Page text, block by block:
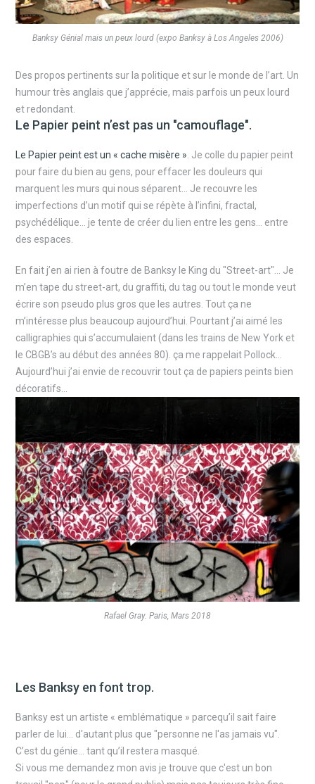
Banksy Génial mais un peux lourd (expo Banksy à Los Angeles 2006)
Des propos pertinents sur la politique et sur le monde de l’art. Un
humour très anglais que j’apprécie, mais parfois un peux lourd
et redondant.
Le Papier peint n’est pas un "camouflage".
Le Papier peint est un « cache misère » . Je colle du papier peint
pour faire du bien au gens, pour effacer les douleurs qui
marquent les murs qui nous séparent… Je recouvre les
imperfections d’un motif qui se répète à l’infini, fractal,
psychédélique… je tente de créer du lien entre les gens… entre
des espaces.
En fait j’en ai rien à foutre de Banksy le King du "Street-art"… Je
m’en tape du street-art, du graffiti, du tag ou tout le monde veut
écrire son pseudo plus gros que les autres. Tout ça ne
m’intéresse plus beaucoup aujourd’hui. Pourtant j’ai aimé les
calligraphies qui s’accumulaient (dans les trains de New York et
le CBGB’s au début des années 80). ça me rappelait Pollock…
Aujourd’hui j’ai envie de recouvrir tout ça de papiers peints bien
décoratifs…
Rafael Gray. Paris, Mars 2018
Les Banksy en font trop.
Banksy est un artiste « emblématique » parcequ’il sait faire
parler de lui… d'autant plus que "personne ne l'as jamais vu".
C’est du génie… tant qu’il restera masqué.
Si vous me demandez mon avis je trouve que c'est un bon